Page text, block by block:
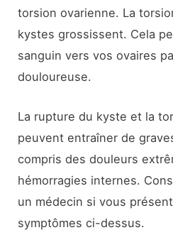
torsion ovarienne. La
kystes grossissent. Cela
sanguin vers vos ovaires
douloureuse.
La rupture du kyste et la
peuvent entraîner de
compris des douleurs
hémorragies internes.
un médecin si vous
symptômes ci-dessus.